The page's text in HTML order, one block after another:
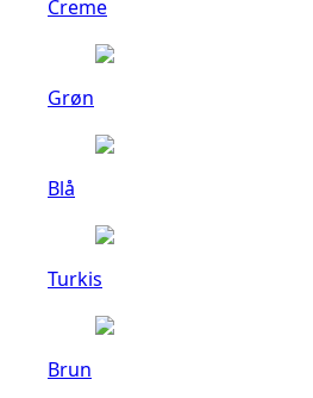
Creme
Grøn
Blå
Turkis
Brun